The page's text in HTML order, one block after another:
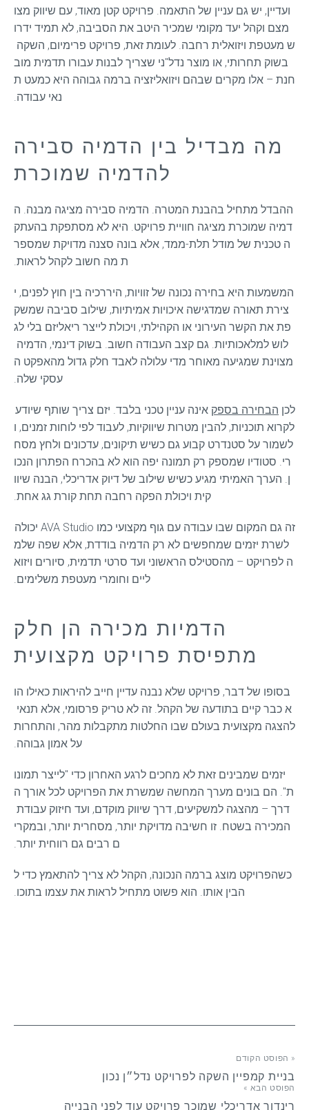
ועדיין, יש גם עניין של התאמה. פרויקט קטן מאוד, עם שיווק מצו
מצם וקהל יעד מקומי שמכיר היטב את הסביבה, לא תמיד ידרו
בשוק תחרותי, או מוצר נדל"ני שצריך לבנות עבורו תדמית מוב
חנת – אלו מקרים שבהם ויזואליזציה ברמה גבוהה היא כמעט ת
נאי עבודה.
מה מבדיל בין הדמיה סבירה
להדמיה שמוכרת
ההבדל מתחיל בהבנת המטרה. הדמיה סבירה מציגה מבנה. ה
דמיה שמוכרת מציגה חוויית פרויקט. היא לא מסתפקת בהעתק
ה טכנית של מודל תלת-ממד, אלא בונה סצנה מדויקת שמספר
ת מה חשוב לקהל לראות.
המשמעות היא בחירה נכונה של זוויות, היררכיה בין חוץ לפנים, י
צירת תאורה שמדגישה איכויות אמיתיות, שילוב סביבה שמשק
פת את הקשר העירוני או הקהילתי, ויכולת לייצר ריאליזם בלי לג
מצוינת שמגיעה מאוחר מדי עלולה לאבד חלק גדול מהאפקט ה
עסקי שלה.
לכן הבחירה בספק
לקרוא תוכניות, להבין מטרות שיווקיות, לעבוד לפי לוחות זמנים, ו
לשמור על סטנדרט קבוע גם כשיש תיקונים, עדכונים ולחץ מסח
רי. סטודיו שמספק רק תמונה יפה הוא לא בהכרח הפתרון הנכו
ן. הערך האמיתי מגיע כשיש שילוב של דיוק אדריכלי, הבנה שיוו
קית ויכולת הפקה רחבה תחת קורת גג אחת.
לשרת יזמים שמחפשים לא רק הדמיה בודדת, אלא שפה שלמ
ה לפרויקט – מהסטילס הראשוני ועד סרטי תדמית, סיורים ויזוא
ליים וחומרי מעטפת משלימים.
הדמיות מכירה הן חלק
מתפיסת פרויקט מקצועית
בסופו של דבר, פרויקט שלא נבנה עדיין חייב להיראות כאילו הו
על אמון גבוהה.
יזמים שמבינים זאת לא מחכים לרגע האחרון כדי "לייצר תמונו
ת". הם בונים מערך המחשה שמשרת את הפרויקט לכל אורך ה
המכירה בשטח. זו חשיבה מדויקת יותר, מסחרית יותר, ובמקרי
ם רבים גם רווחית יותר.
כשהפרויקט מוצג ברמה הנכונה, הקהל לא צריך להתאמץ כדי ל
הבין אותו. הוא פשוט מתחיל לראות את עצמו בתוכו.
« הפוסט הקודם
בניית קמפיין השקה לפרויקט נדל״ן נכון
הפוסט הבא »
רינדור אדריכלי שמוכר פרויקט עוד לפני הבנייה